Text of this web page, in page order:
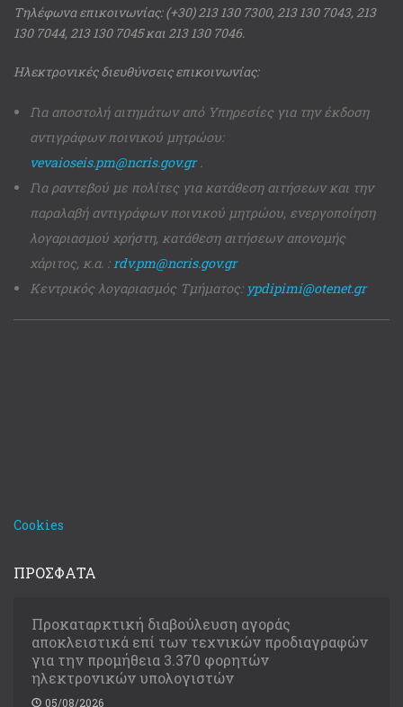
Τηλέφωνα επικοινωνίας: (+30) 213 130 7300, 213 130 7043, 213
130 7044, 213 130 7045 και 213 130 7046.
Ηλεκτρονικές διευθύνσεις επικοινωνίας:
Για αποστολή αιτημάτων από Υπηρεσίες για την έκδοση
αντιγράφων ποινικού μητρώου:
vevaioseis.pm@ncris.gov.gr.
Για ραντεβού με πολίτες για κατάθεση αιτήσεων και την
παραλαβή αντιγράφων ποινικού μητρώου, ενεργοποίηση
λογαριασμού χρήστη, κατάθεση αιτήσεων απονομής
χάριτος, κ.α. :rdv.pm@ncris.gov.gr
Κεντρικός λογαριασμός Τμήματος: ypdipimi@otenet.gr
Cookies
ΠΡΟΣΦΑΤΑ
Προκαταρκτική διαβούλευση αγοράς
αποκλειστικά επί των τεχνικών προδιαγραφών
για την προμήθεια 3.370 φορητών
ηλεκτρονικών υπολογιστών
05/08/2026